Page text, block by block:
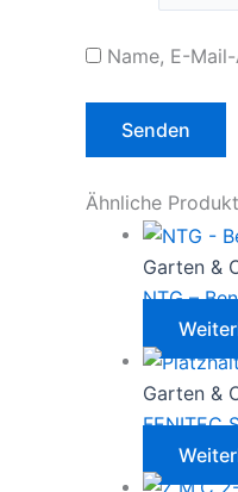
Name, E-
Ähnliche
Garten &
NTG –
Garten &
FENITEC